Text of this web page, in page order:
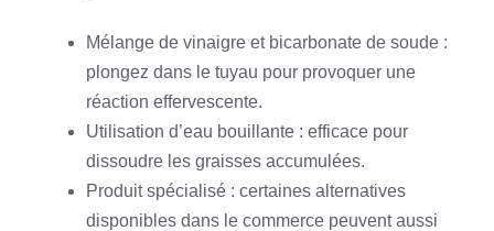
Mélange de vinaigre et bicarbonate de soude :
plongez dans le tuyau pour provoquer une
réaction effervescente.
Utilisation d’eau bouillante : efficace pour
dissoudre les graisses accumulées.
Produit spécialisé : certaines alternatives
disponibles dans le commerce peuvent aussi